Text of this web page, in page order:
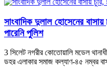
সাংবাদিক দুলাল হোসেনের
পারেনি পুলিশ
3 সিলেট নগরীর কোতোয়ালি মডেল
ডহর এলাকার সমাজ কল্যাণ-৪৫ নম্বর